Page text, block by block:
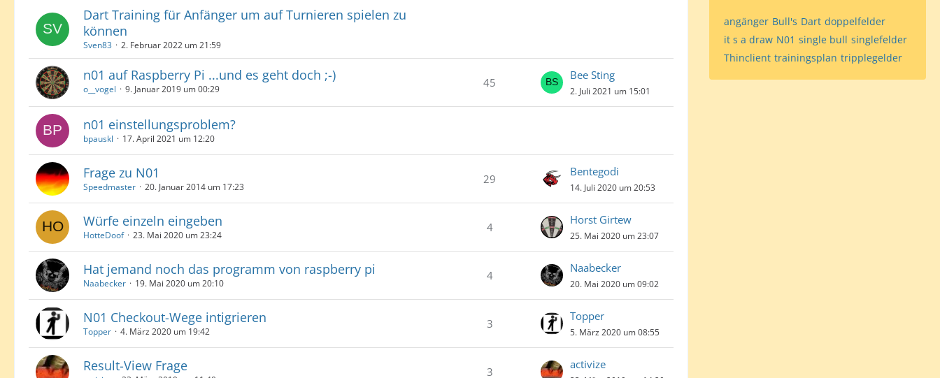
Dart Training für Anfänger um auf Turnieren spielen zu
können
Sven83 2. Februar 2022 um 21:59
n01 auf Raspberry Pi ...und es geht doch ;-)
o__vogel 9. Januar 2019 um 00:29 45
Bee Sting
2. Juli 2021 um 15:01
n01 einstellungsproblem?
bpauskl 17. April 2021 um 12:20
Frage zu N01
Speedmaster 20. Januar 2014 um 17:23
29
Bentegodi
14. Juli 2020 um 20:53
Würfe einzeln eingeben
HotteDoof 23. Mai 2020 um 23:24
4
Horst Girtew
25. Mai 2020 um 23:07
Hat jemand noch das programm von raspberry pi
Naabecker 19. Mai 2020 um 20:10
4
Naabecker
20. Mai 2020 um 09:02
N01 Checkout-Wege intigrieren
Topper 4. März 2020 um 19:42
3
Topper
5. März 2020 um 08:55
Result-View Frage 3
activize
angänger Bull's Dart doppelfelder
it s a draw N01 single bull singlefelder
Thinclient trainingsplan tripplegelder